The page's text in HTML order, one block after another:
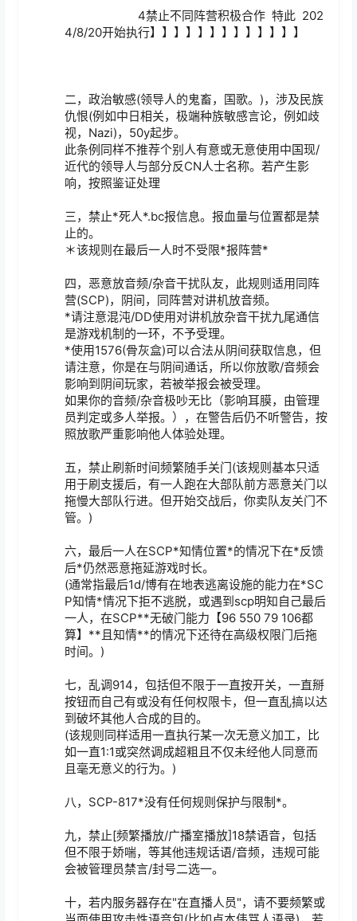
4/8/20开始执行】】】】】】】】】】】】】
二，政治敏感(领导人的鬼畜，国歌。)，涉及民族
仇恨(例如中日相关，极端种族敏感言论，例如歧
视，Nazi)，50y起步。
此条例同样不推荐个别人有意或无意使用中国现/
近代的领导人与部分反CN人士名称。若产生影
响，按照鉴证处理
三，禁止*死人*.bc报信息。报血量与位置都是禁
止的。
＊该规则在最后一人时不受限*报阵营*
四，恶意放音频/杂音干扰队友，此规则适用同阵
营(SCP)，阴间，同阵营对讲机放音频。
*请注意混沌/DD使用对讲机放杂音干扰九尾通信
是游戏机制的一环，不予受理。
*使用1576(骨灰盒)可以合法从阴间获取信息，但
请注意，你是在与阴间通话，所以你放歌/音频会
影响到阴间玩家，若被举报会被受理。
如果你的音频/杂音极吵无比（影响耳膜，由管理
员判定或多人举报。），在警告后仍不听警告，按
照放歌严重影响他人体验处理。
五，禁止刷新时间频繁随手关门(该规则基本只适
用于刷支援后，有一人跑在大部队前方恶意关门以
拖慢大部队行进。但开始交战后，你卖队友关门不
管。)
六，最后一人在SCP*知情位置*的情况下在*反馈
后*仍然恶意拖延游戏时长。
(通常指最后1d/博有在地表逃离设施的能力在*SC
P知情*情况下拒不逃脱，或遇到scp明知自己最后
一人，在SCP**无破门能力【96 550 79 106都
算】**且知情**的情况下还待在高级权限门后拖
时间。)
七，乱调914，包括但不限于一直按开关，一直掰
按钮而自己有或没有任何权限卡，但一直乱搞以达
到破坏其他人合成的目的。
(该规则同样适用一直执行某一次无意义加工，比
如一直1:1或突然调成超粗且不仅未经他人同意而
且毫无意义的行为。)
八，SCP-817*没有任何规则保护与限制*。
九，禁止[频繁播放/广播室播放]18禁语音，包括
但不限于娇喘，等其他违规话语/音频，违规可能
会被管理员禁言/封号二选一。
十，若内服务器存在"在直播人员"，请不要频繁或